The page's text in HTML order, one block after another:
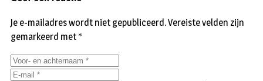
Je e-mailadres wordt niet gepubliceerd.Vereiste velden zijn
gemarkeerd met *